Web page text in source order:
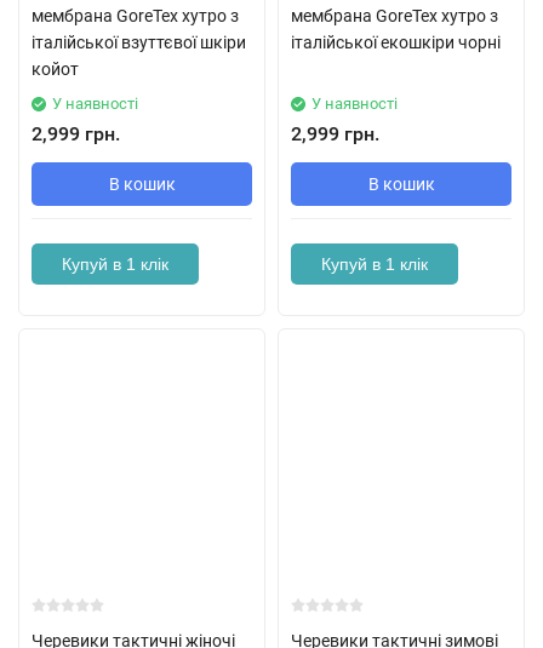
мембрана GoreTex хутро з
італійської взуттєвої шкіри
койот
У наявності
2,999 грн.
В кошик
Купуй в 1 клік
мембрана GoreTex хутро з
італійської екошкіри чорні
У наявності
2,999 грн.
В кошик
Купуй в 1 клік
Черевики тактичні жіночі
Черевики тактичні зимові